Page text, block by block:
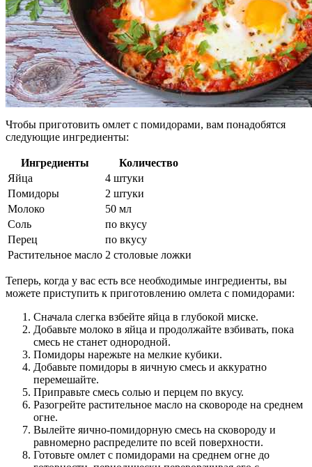
Чтобы приготовить омлет с помидорами, вам понадобятся
следующие ингредиенты:
Ингредиенты
Количество
Яйца
4 штуки
Помидоры
2 штуки
Молоко
50 мл
Соль
по вкусу
Перец
по вкусу
Растительное масло 2 столовые ложки
Теперь, когда у вас есть все необходимые ингредиенты, вы
можете приступить к приготовлению омлета с помидорами:
Сначала слегка взбейте яйца в глубокой миске.
Добавьте молоко в яйца и продолжайте взбивать, пока
смесь не станет однородной.
Помидоры нарежьте на мелкие кубики.
Добавьте помидоры в яичную смесь и аккуратно
перемешайте.
Приправьте смесь солью и перцем по вкусу.
Разогрейте растительное масло на сковороде на среднем
огне.
Вылейте яично-помидорную смесь на сковороду и
равномерно распределите по всей поверхности.
Готовьте омлет с помидорами на среднем огне до